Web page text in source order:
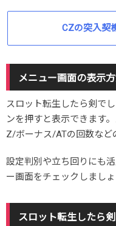
CZの突入契
メニュー画面の表示
スロット転生したら剣で
ンを押すと表示できます
Z/ボーナス/ATの回数など
設定判別や立ち回りにも
ー画面をチェックしましょ
スロット転生したら